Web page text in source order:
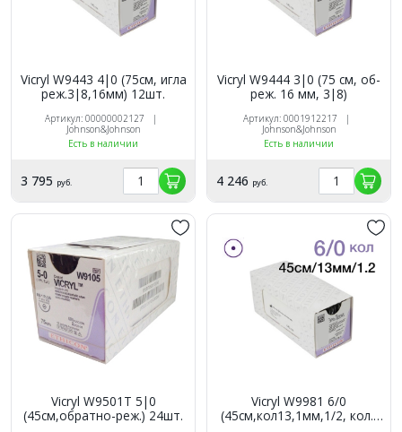
Vicryl W9443 4|0 (75см, игла
реж.3|8,16мм) 12шт.
Артикул: 00000002127 |
Johnson&Johnson
Есть в наличии
3 795 руб.
Vicryl W9444 3|0 (75 см, об-
реж. 16 мм, 3|8)
Артикул: 0001912217 |
Johnson&Johnson
Есть в наличии
4 246 руб.
Vicryl W9501Т 5|0
(45см,обратно-реж.) 24шт.
Vicryl W9981 6/0
(45см,кол13,1мм,1/2, кол.)